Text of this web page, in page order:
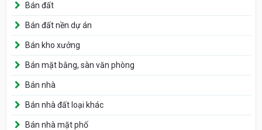
Bán đất
Bán đất nền dự án
Bán kho xưởng
Bán mặt bằng, sàn văn phòng
Bán nhà
Bán nhà đất loại khác
Bán nhà mặt phố